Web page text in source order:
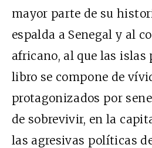
mayor parte de su
espalda a Senegal y al
africano, al que las islas
libro se compone de
protagonizados por
de sobrevivir, en la
las agresivas políticas